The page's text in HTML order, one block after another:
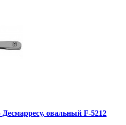
овальный F-5212